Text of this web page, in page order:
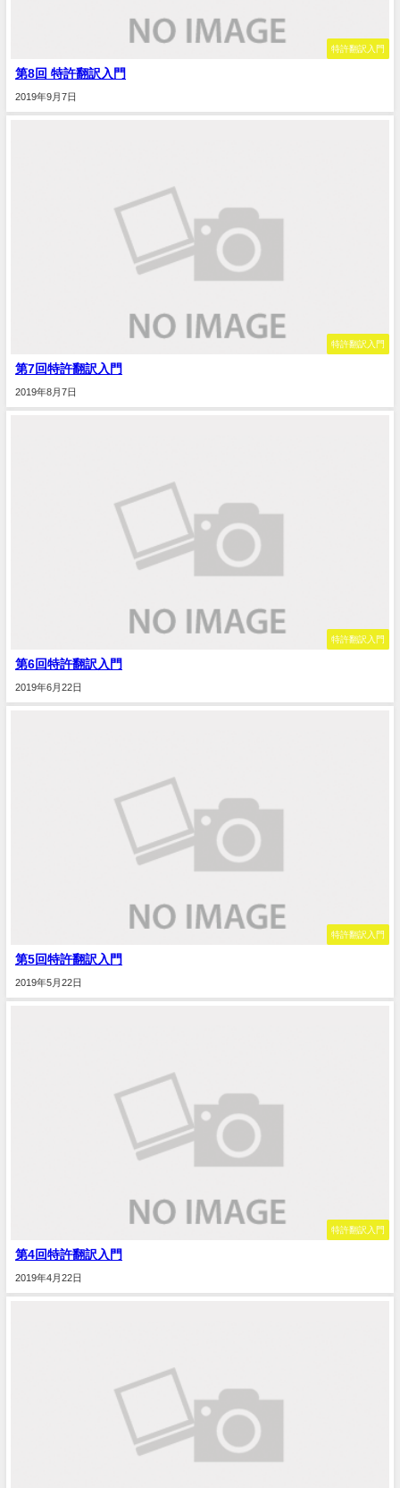
特許翻訳入門
第8回 特許翻訳入門
2019年9月7日
特許翻訳入門
第7回特許翻訳入門
2019年8月7日
特許翻訳入門
第6回特許翻訳入門
2019年6月22日
特許翻訳入門
第5回特許翻訳入門
2019年5月22日
特許翻訳入門
第4回特許翻訳入門
2019年4月22日